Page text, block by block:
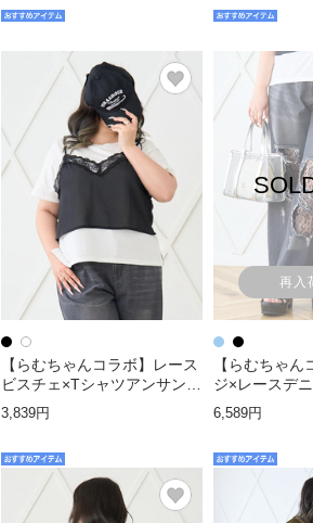
【らむちゃんコラボ】レース
ビスチェ×Tシャツアンサンブ
ル
3,839円
再入
【らむちゃ
ジ×レースデ
6,589円